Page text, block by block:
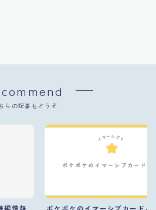
らの記事もどうぞ